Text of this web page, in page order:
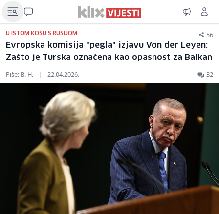
U ISTOM KOŠU S RUSIJOM 56
Evropska komisija "pegla" izjavu Von der Leyen:
Zašto je Turska označena kao opasnost za Balkan
Piše: B. H. | 22.04.2026. 32